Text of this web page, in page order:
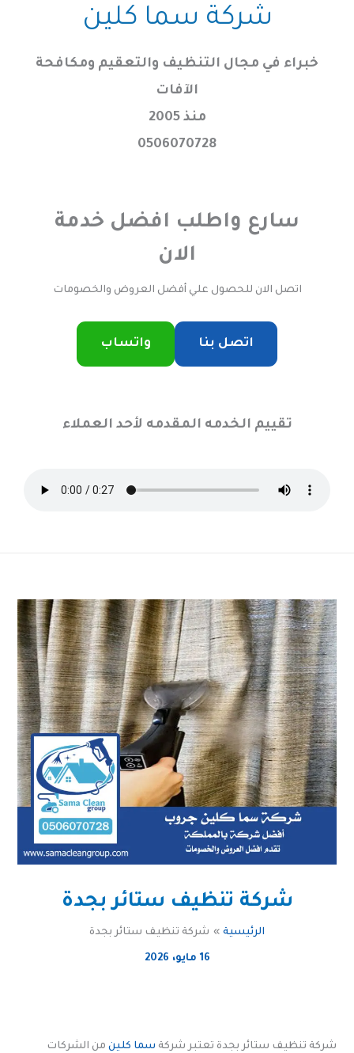
شركة سما كلين
خبراء في مجال التنظيف والتعقيم ومكافحة
الآفات
منذ 2005
0506070728
سارع واطلب افضل خدمة
الان
اتصل الان للحصول علي أفضل العروض والخصومات
اتصل بنا واتساب
تقييم الخدمه المقدمه لأحد العملاء
شركة تنظيف ستائر بجدة
الرئيسية شركة تنظيف ستائر بجدة
16 مايو، 2026
شركة تنظيف ستائر بجدة تعتبر شركة سما كلين من الشركات